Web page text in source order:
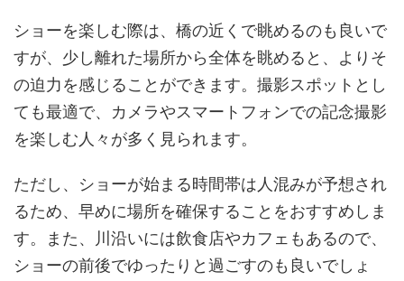
ショーを楽しむ際は、橋の近くで眺めるのも良いで
すが、少し離れた場所から全体を眺めると、よりそ
の迫力を感じることができます。撮影スポットとし
ても最適で、カメラやスマートフォンでの記念撮影
を楽しむ人々が多く見られます。
ただし、ショーが始まる時間帯は人混みが予想され
るため、早めに場所を確保することをおすすめしま
す。また、川沿いには飲食店やカフェもあるので、
ショーの前後でゆったりと過ごすのも良いでしょ